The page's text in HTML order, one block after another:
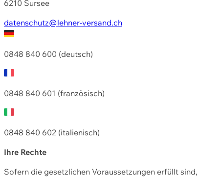
6210 Sursee
datenschutz@lehner-versand.ch
0848 840 600 (deutsch)
0848 840 601 (französisch)
0848 840 602 (italienisch)
Ihre Rechte
Sofern die gesetzlichen Voraussetzungen erfüllt sind,